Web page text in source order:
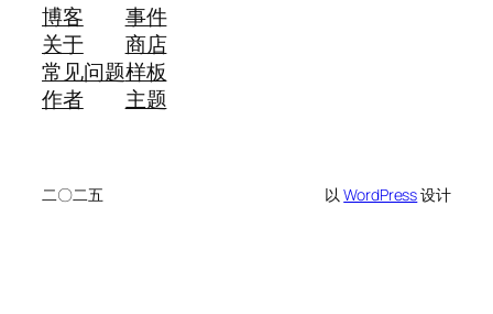
博客
关于
常见问题
作者
事件
商店
样板
主题
二〇二五 以WordPress设计